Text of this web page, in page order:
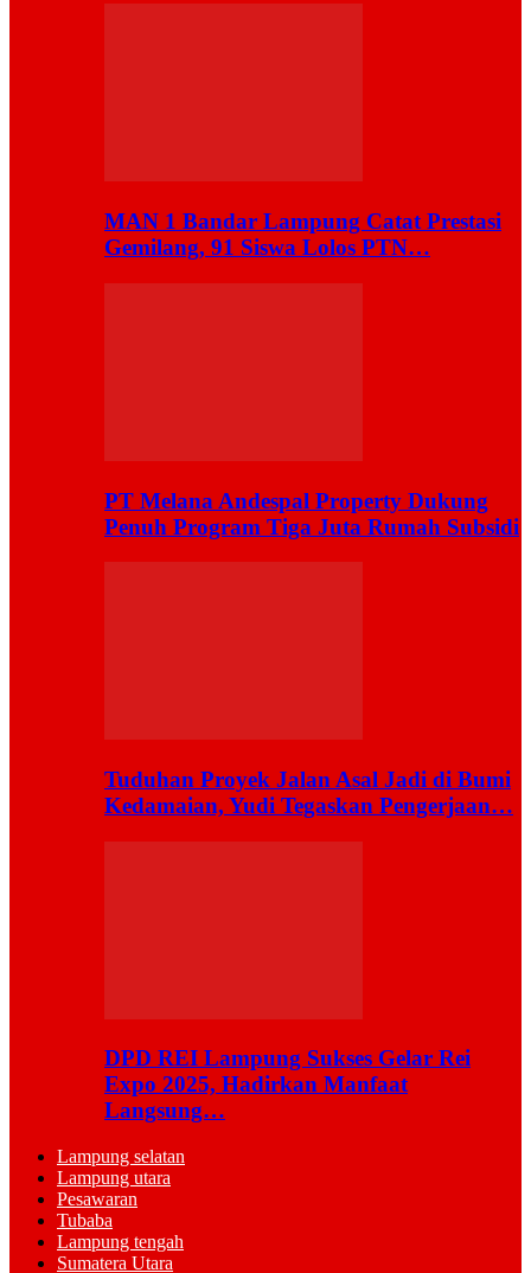
MAN 1 Bandar Lampung Catat Prestasi
Gemilang, 91 Siswa Lolos PTN…
PT Melana Andespal Property Dukung
Penuh Program Tiga Juta Rumah Subsidi
Tuduhan Proyek Jalan Asal Jadi di Bumi
Kedamaian, Yudi Tegaskan Pengerjaan…
DPD REI Lampung Sukses Gelar Rei
Expo 2025, Hadirkan Manfaat
Langsung…
Lampung selatan
Lampung utara
Pesawaran
Tubaba
Lampung tengah
Sumatera Utara